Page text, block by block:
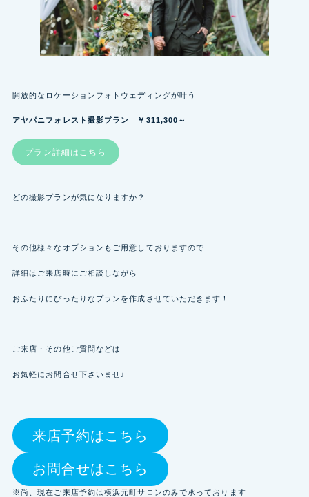
開放的なロケーションフォトウェディングが叶う
アヤパニフォレスト撮影プラン ￥311,300～
プラン詳細はこちら
どの撮影プランが気になりますか？
その他様々なオプションもご用意しておりますので
詳細はご来店時にご相談しながら
おふたりにぴったりなプランを作成させていただきます！
ご来店・その他ご質問などは
お気軽にお問合せ下さいませ♩
来店予約はこちら
お問合せはこちら
※尚、現在ご来店予約は横浜元町サロンのみで承っております